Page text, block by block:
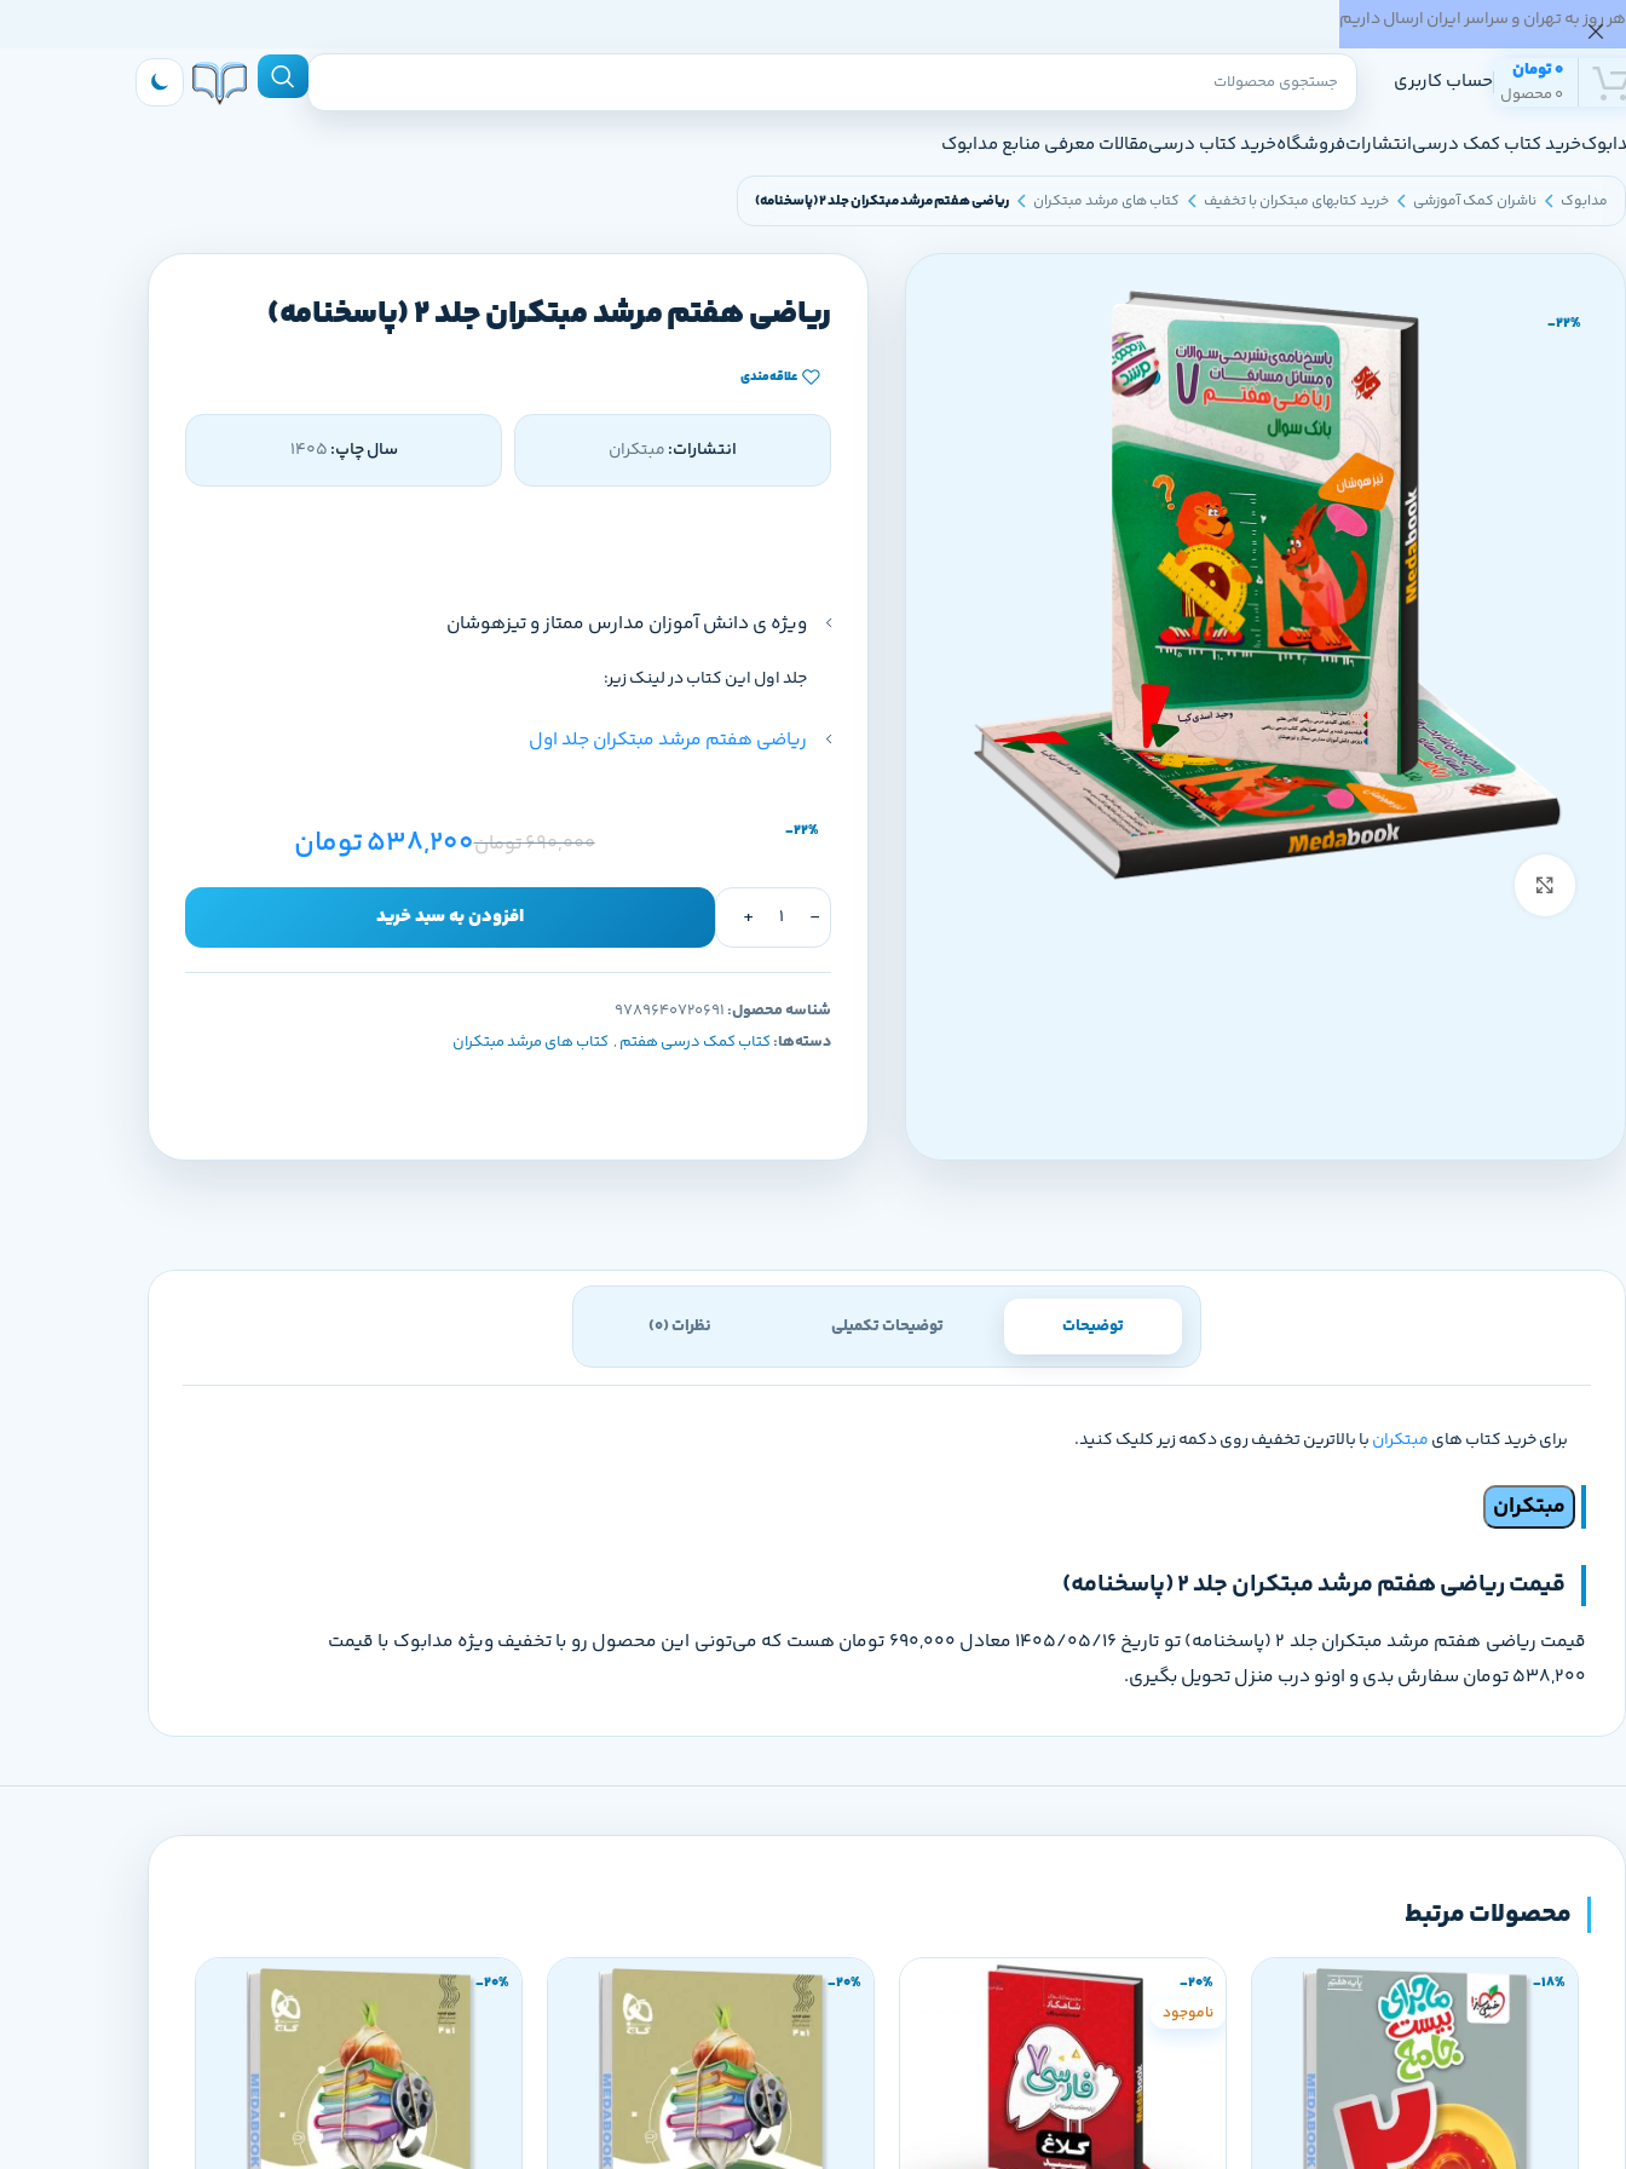
0 محصول
0تومان حساب کاربری
خرید کتاب کمک درسیانتشاراتفروشگاهخرید کتاب درسیمقالات معرفی منابع مدابوک
مدابوک ناشران کمک آموزشی خرید کتابهای مبتکران با تخفیف کتاب های مرشد مبتکران ریاضی هفتم مرشد مبتکران جلد 2 (پاسخنامه)
-22% ریاضی هفتم مرشد مبتکران جلد 2 (پاسخنامه)
علاقه‌مندی
انتشارات:مبتکران سال چاپ:
ویژه ی دانش آموزان مدارس ممتاز و تیزهوشان
جلد اول این کتاب در لینک زیر:
ریاضی هفتم مرشد مبتکران جلد اول
-22%
690,000تومان538,200تومان
افزودن به سبد خرید
شناسه محصول: 9789640720691
دسته‌ها: کتاب کمک درسی هفتم , کتاب های مرشد مبتکران
توضیحات توضیحات تکمیلی نظرات (0)
برای خرید کتاب هایمبتکرانبا بالاترین تخفیف روی دکمه زیر کلیک کنید.
مبتکران
قیمت ریاضی هفتم مرشد مبتکران جلد 2 (پاسخنامه)
قیمت ریاضی هفتم مرشد مبتکران جلد 2 (پاسخنامه) تو تاریخ 1405/05/16 معادل 690,000 تومان هست که می‌تونی این محصول رو با تخفیف ویژه مدابوک با قیمت
538,200 تومان سفارش بدی و اونو درب منزل تحویل بگیری.
محصولات مرتبط
-18%
-20%
ناموجود
-20%
-20%
هر روز به تهران و سراسر ایران ارسال داریم